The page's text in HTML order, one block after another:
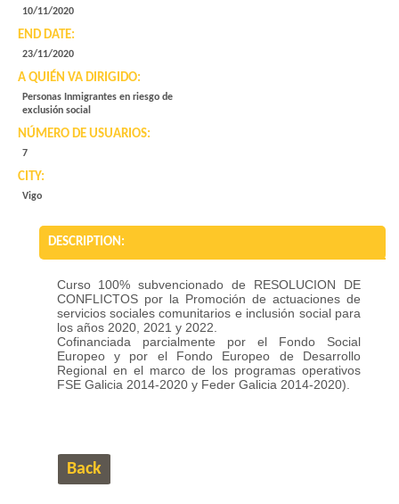
10/11/2020
END DATE:
23/11/2020
A QUIÉN VA DIRIGIDO:
Personas Inmigrantes en riesgo de
exclusión social
NÚMERO DE USUARIOS:
7
CITY:
Vigo
DESCRIPTION:
Curso 100% subvencionado de RESOLUCION DE
CONFLICTOS por la Promoción de actuaciones de
servicios sociales comunitarios e inclusión social para
los años 2020, 2021 y 2022.
Cofinanciada parcialmente por el Fondo Social
Europeo y por el Fondo Europeo de Desarrollo
Regional en el marco de los programas operativos
FSE Galicia 2014-2020 y Feder Galicia 2014-2020).
Back